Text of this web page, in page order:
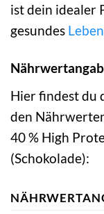
ist dein idealer
gesundes Leben
Hier findest du
den
40 % High
(Schokolade):